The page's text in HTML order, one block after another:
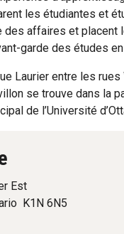
les étudiantes et
des affaires et placent
garde des études
Laurier entre les
se trouve dans la
de l’Université
Est
K1N 6N5